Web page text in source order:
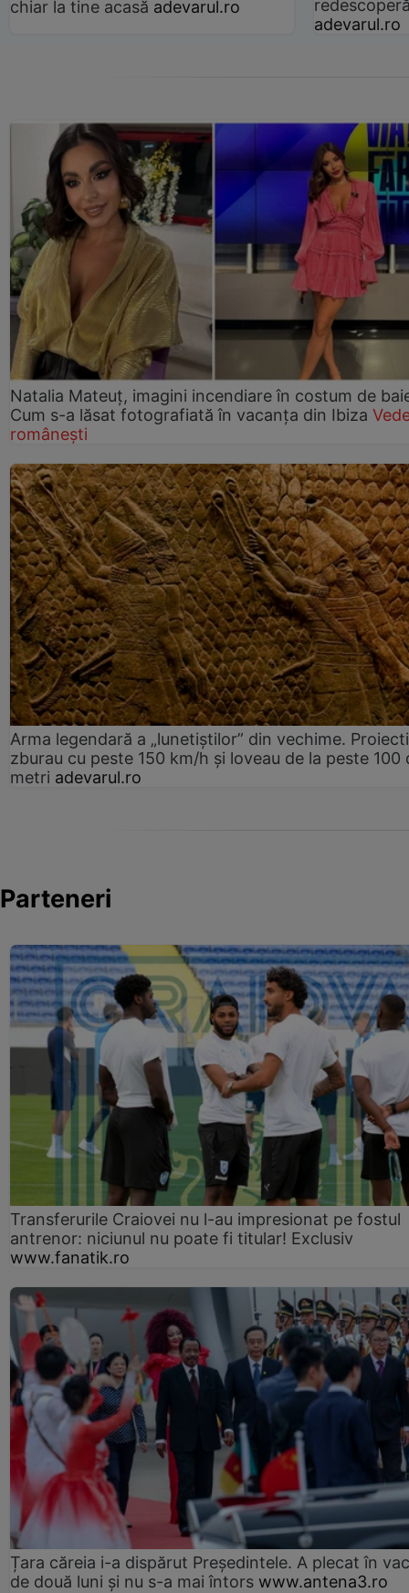
chiar la tine acasă adevarul.ro
adevarul.ro
Natalia Mateuț, imagini incendiare în costum de
Cum s-a lăsat fotografiată în vacanța din Ibiza
românești
Arma legendară a „lunetiștilor” din vechime.
zburau cu peste 150 km/h și loveau de la peste 100
metri adevarul.ro
Parteneri
Transferurile Craiovei nu l-au impresionat pe fostul
antrenor: niciunul nu poate fi titular! Exclusiv
www.fanatik.ro
Țara căreia i-a dispărut Președintele. A plecat în
de două luni și nu s-a mai întors www.antena3.ro